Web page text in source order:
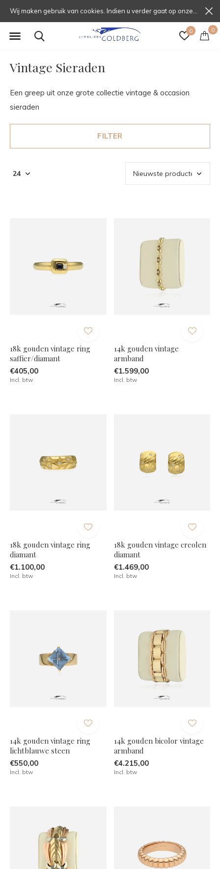
0 0
Vintage Sieraden
Een greep uit onze grote collectie vintage & occasion
sieraden
FILTER
18k gouden vintage ring
saffier/diamant
€405,00
Incl. btw
14k gouden vintage
armband
€1.599,00
Incl. btw
18k gouden vintage ring
diamant
€1.100,00
Incl. btw
18k gouden vintage creolen
diamant
€1.469,00
Incl. btw
14k gouden vintage ring
lichtblauwe steen
€550,00
Incl. btw
14k gouden bicolor vintage
armband
€4.215,00
Incl. btw